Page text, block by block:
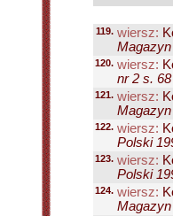
119. wiersz:
120. wiersz:
nr 2 s. 68
121. wiersz:
122. wiersz:
Polski
123. wiersz:
Polski
124. wiersz: